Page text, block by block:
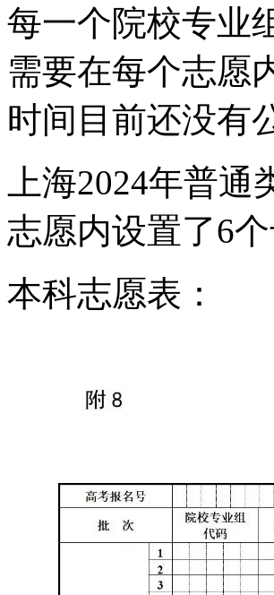
每一个院校专业
需要在每个志愿
时间目前还没有
上海2024年普
志愿内设置了6
本科志愿表：